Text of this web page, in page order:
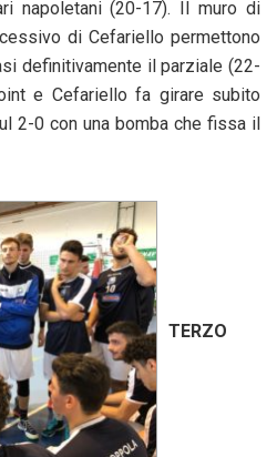
napoletani (20-17). Il muro di
di Cefariello permettono
definitivamente il parziale (22-
e Cefariello fa girare subito
2-0 con una bomba che fissa il
TERZO